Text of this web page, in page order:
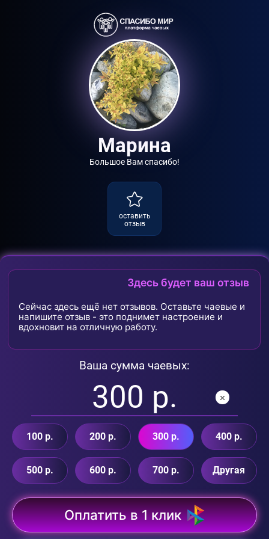
Марина
Большое Вам спасибо!
оставить
отзыв
Здесь будет ваш отзыв
Сейчас здесь ещё нет отзывов. Оставьте чаевые и
напишите отзыв - это поднимет настроение и
вдохновит на отличную работу.
Ваша сумма чаевых:
100 р. 200 р. 300 р. 400 р.
500 р. 600 р. 700 р. Другая
Оплатить в 1 клик